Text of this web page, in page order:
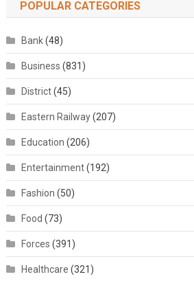
POPULAR CATEGORIES
Bank(48)
Business (831)
District(45)
Eastern Railway(207)
Education (206)
Entertainment(192)
Fashion (50)
Food (73)
Forces (391)
Healthcare (321)